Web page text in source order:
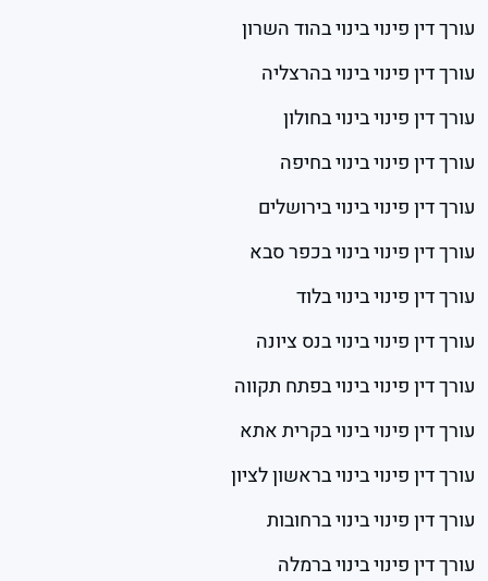
עורך דין פינוי בינוי בהוד השרון
עורך דין פינוי בינוי בהרצליה
עורך דין פינוי בינוי בחולון
עורך דין פינוי בינוי בחיפה
עורך דין פינוי בינוי בירושלים
עורך דין פינוי בינוי בכפר סבא
עורך דין פינוי בינוי בלוד
עורך דין פינוי בינוי בנס ציונה
עורך דין פינוי בינוי בפתח תקווה
עורך דין פינוי בינוי בקרית אתא
עורך דין פינוי בינוי בראשון לציון
עורך דין פינוי בינוי ברחובות
עורך דין פינוי בינוי ברמלה